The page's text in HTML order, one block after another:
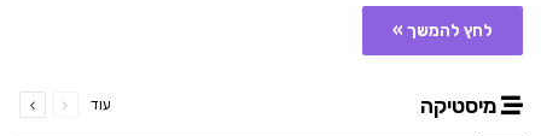
לחץ להמשך »
מיסטיקה עודעמוד
עמוד